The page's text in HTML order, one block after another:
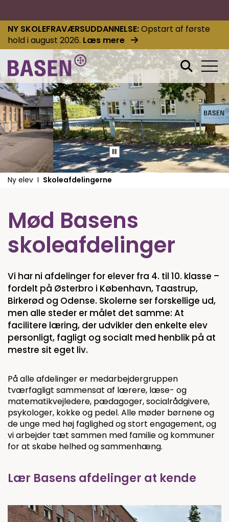
NY SKOLEFRAVÆRSUDDANNELSE Opstart af første
hold i august 2026. Læs mere
Ny elev Skoleafdelingerne
Mød Basens
skoleafdelinger
Vi har ni afdelinger for elever fra 4. til 10. klasse –
fordelt på Østerbro i København, Taastrup,
Birkerød og Odense. Skolerne ser forskellige ud,
men alle steder er målet det samme: At
facilitere læring, der udvikler den enkelte elev
personligt, fagligt og socialt med henblik på at
mestre sit eget liv.
På alle afdelinger er medarbejdergruppen
tværfagligt sammensat af lærere, læse- og
matematikvejledere, pædagoger, socialrådgivere,
psykologer, kokke og pedel. Alle møder børnene og
de unge med høj faglighed og stort engagement, og
vi arbejder tæt sammen med familie og kommuner
for at skabe helhed og sammenhæng.
Lær Basens afdelinger at kende